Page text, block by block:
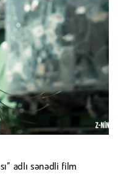
adlı sənədli film